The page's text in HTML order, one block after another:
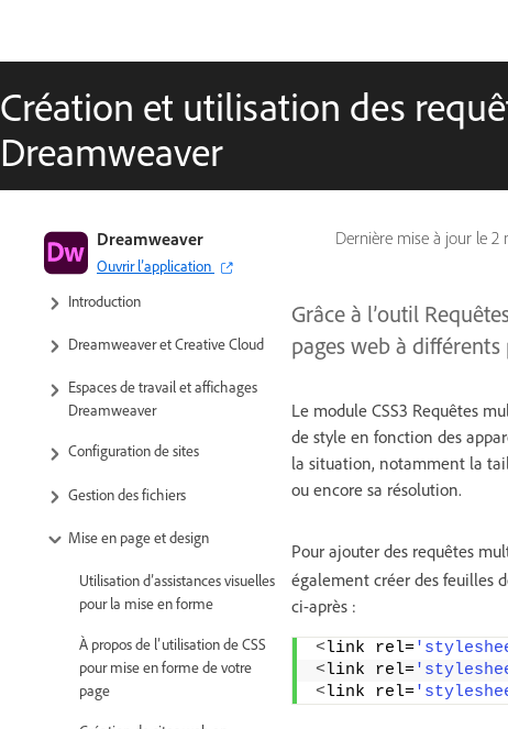
Création et utilisation des
Dreamweaver
Dernière mise à jour le 2
Dreamweaver
Ouvrir l’application
Guide de l’utilisateur de
Dreamweaver
Introduction
Dreamweaver et Creative Cloud
Espaces de travail et affichages
Dreamweaver
Configuration de sites
Gestion des fichiers
Mise en page et design
Utilisation d’assistances visuelles
pour la mise en forme
À propos de l’utilisation de CSS
pour mise en forme de votre
page
Grâce à l’outil
pages web à
Le module CSS3 Requêtes
de style en fonction des
la situation, notamment la
ou encore sa résolution.
Pour ajouter des requêtes
également créer des feuilles
ci-après :
<link rel=
<link rel=
<link rel=